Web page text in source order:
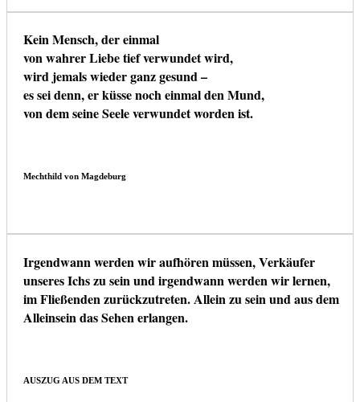
Kein Mensch, der einmal
von wahrer Liebe tief verwundet wird,
wird jemals wieder ganz gesund –
es sei denn, er küsse noch einmal den Mund,
von dem seine Seele verwundet worden ist.
Mechthild von Magdeburg
Irgendwann werden wir aufhören müssen, Verkäufer
unseres Ichs zu sein und irgendwann werden wir lernen,
im Fließenden zurückzutreten. Allein zu sein und aus dem
Alleinsein das Sehen erlangen.
AUSZUG AUS DEM TEXT